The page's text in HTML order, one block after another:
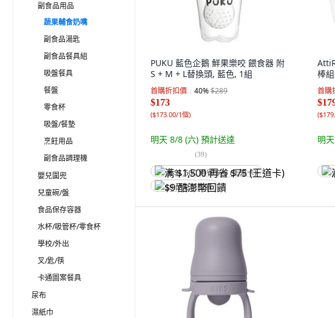
副食品用品
蔬果輔食奶嘴
副食品湯匙
副食品餐具組
吸盤餐具
餐盤
零食杯
吸盤/餐墊
烹飪用品
副食品調理機
嬰兒圍兜
兒童碗/盤
食品保存容器
水杯/吸管杯/零食杯
學校/外出
叉/匙/筷
卡通圖案餐具
尿布
濕紙巾
PUKU 藍色企鵝 鮮果樂咬 餵食器 附
S + M + L替換頭, 藍色, 1組
首購折扣價 40%$289
$173
($173.00/1個)
明天 8/8 (六) 預計送達
(39)
满 $1,500 再省 $75 (王道卡)
$9 酷澎幣回饋
棒
首購
(
明